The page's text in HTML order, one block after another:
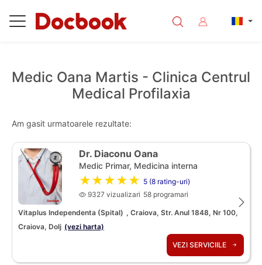
Medic Oana Martis - Clinica Centrul
Medical Profilaxia
Am gasit urmatoarele rezultate:
Dr. Diaconu Oana
Medic Primar, Medicina interna
★★★★★ 5 (8 rating-uri)
9327 vizualizari 58 programari
Vitaplus Independenta (Spital) , Craiova, Str. Anul 1848, Nr 100,
Craiova, Dolj (vezi harta)
VEZI SERVICIILE